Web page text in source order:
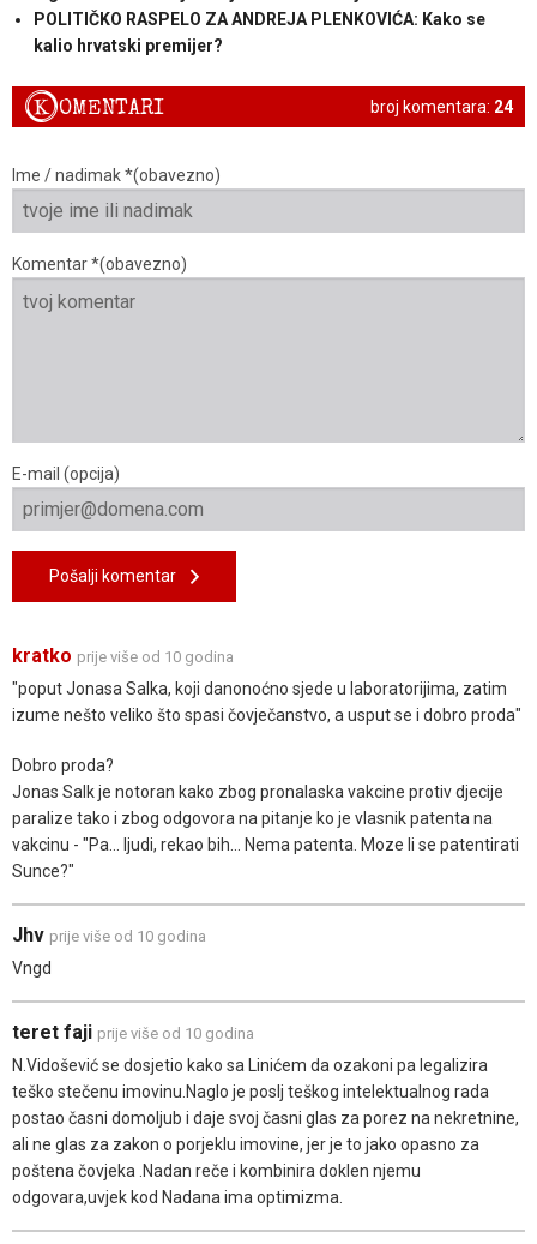
POLITIČKO RASPELO ZA ANDREJA PLENKOVIĆA: Kako se
kalio hrvatski premijer?
broj komentara: 24
KOMENTARI
Ime / nadimak *(obavezno)
Komentar *(obavezno)
E-mail (opcija)
Pošalji komentar
kratko prije više od 10 godina
"poput Jonasa Salka, koji danonoćno sjede u laboratorijima, zatim
izume nešto veliko što spasi čovječanstvo, a usput se i dobro proda"
Dobro proda?
Jonas Salk je notoran kako zbog pronalaska vakcine protiv djecije
paralize tako i zbog odgovora na pitanje ko je vlasnik patenta na
vakcinu - "Pa... ljudi, rekao bih... Nema patenta. Moze li se patentirati
Sunce?"
Jhv prije više od 10 godina
Vngd
teret faji prije više od 10 godina
N.Vidošević se dosjetio kako sa Linićem da ozakoni pa legalizira
teško stečenu imovinu.Naglo je poslj teškog intelektualnog rada
postao časni domoljub i daje svoj časni glas za porez na nekretnine,
ali ne glas za zakon o porjeklu imovine, jer je to jako opasno za
poštena čovjeka .Nadan reče i kombinira doklen njemu
odgovara,uvjek kod Nadana ima optimizma.